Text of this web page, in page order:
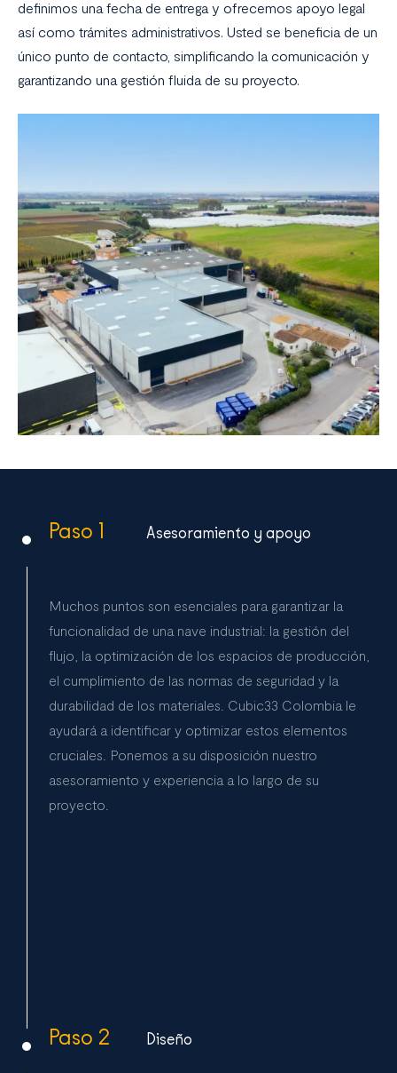
definimos una fecha de entrega y ofrecemos apoyo legal
así como trámites administrativos. Usted se beneficia de un
único punto de contacto, simplificando la comunicación y
garantizando una gestión fluida de su proyecto.
Paso 1 Asesoramiento y apoyo
Muchos puntos son esenciales para garantizar la
funcionalidad de una nave industrial: la gestión del
flujo, la optimización de los espacios de producción,
el cumplimiento de las normas de seguridad y la
durabilidad de los materiales. Cubic33 Colombia le
ayudará a identificar y optimizar estos elementos
cruciales. Ponemos a su disposición nuestro
asesoramiento y experiencia a lo largo de su
proyecto.
Paso 2 Diseño